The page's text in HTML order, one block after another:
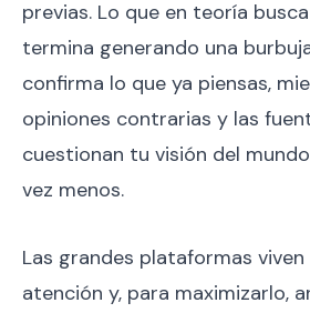
previas. Lo que en teoría
termina generando una
confirma lo que ya piensas,
opiniones contrarias y las
cuestionan tu visión del
vez menos.
Las grandes plataformas
atención y, para maximizarlo,